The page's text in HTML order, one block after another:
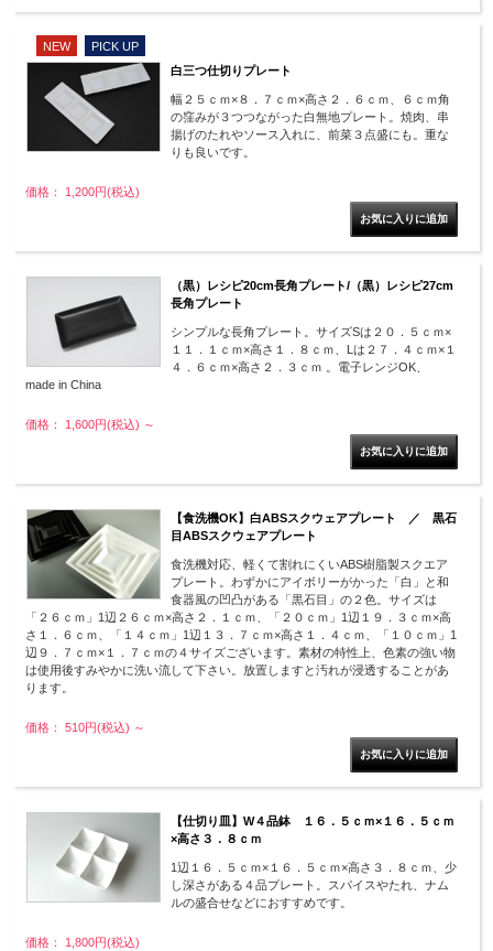
NEW
PICK UP
白三つ仕切りプレート
幅２５ｃｍ×８．７ｃｍ×高さ２．６ｃｍ、６ｃｍ角
の窪みが３つつながった白無地プレート。焼肉、串
揚げのたれやソース入れに、前菜３点盛にも。重な
りも良いです。
価格： 1,200円(税込)
（黒）レシピ20cm長角プレート/（黒）レシピ27cm
長角プレート
シンプルな長角プレート。サイズSは２０．５ｃｍ×
１１．１ｃｍ×高さ１．８ｃｍ、Lは２７．４ｃｍ×１
４．６ｃｍ×高さ２．３ｃｍ 。電子レンジOK、
made in China
価格： 1,600円(税込) ～
【食洗機OK】白ABSスクウェアプレート ／ 黒石
目ABSスクウェアプレート
食洗機対応、軽くて割れにくいABS樹脂製スクエア
プレート。わずかにアイボリーがかった「白」と和
食器風の凹凸がある「黒石目」の２色。サイズは
「２６ｃｍ」1辺２６ｃｍ×高さ２．１ｃｍ、「２０ｃｍ」1辺１９．３ｃｍ×高
さ１．６ｃｍ、「１４ｃｍ」1辺１３．７ｃｍ×高さ１．４ｃｍ、「１０ｃｍ」1
辺９．７ｃｍ×１．７ｃｍの４サイズございます。素材の特性上、色素の強い物
は使用後すみやかに洗い流して下さい。放置しますと汚れが浸透することがあ
ります。
価格： 510円(税込) ～
【仕切り皿】W４品鉢 １６．５ｃｍ×１６．５ｃｍ
×高さ３．８ｃｍ
1辺１６．５ｃｍ×１６．５ｃｍ×高さ３．８ｃｍ、少
し深さがある４品プレート。スパイスやたれ、ナム
ルの盛合せなどにおすすめです。
価格： 1,800円(税込)